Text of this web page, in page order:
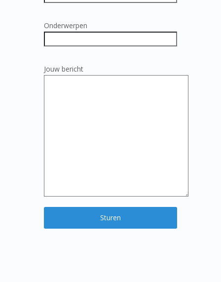
Onderwerpen
Jouw bericht